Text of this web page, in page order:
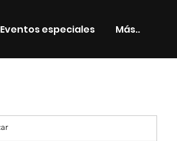
Eventos especiales Más..